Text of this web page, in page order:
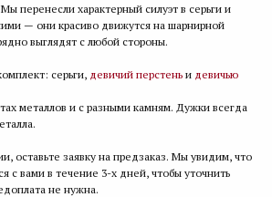
перенесли характерный силуэт в серьги и
— они красиво движутся на шарнирной
выглядят с любой стороны.
серьги, девичий перстень и девичью
металлов и с разными камням. Дужки всегда
оставьте заявку на предзаказ. Мы увидим, что
с вами в течение 3-х дней, чтобы уточнить
не нужна.